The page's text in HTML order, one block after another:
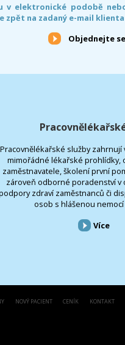
v elektronické podobě
zpět na zadaný e-mail
Objednejte
Pracovnělékařské služby
mimořádné lékařské prohlídky,
zaměstnavatele, školení první
zároveň odborné poradenství v
zdraví zaměstnanců či
osob s hlášenou
Více
NOVÝ PACIENT CENÍK KONTAKT